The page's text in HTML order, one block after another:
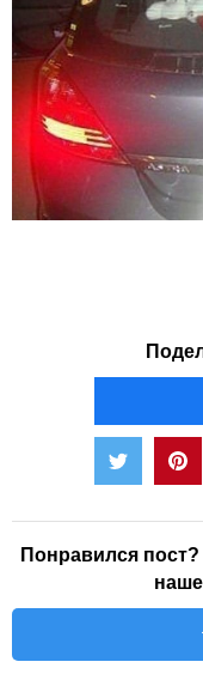
Понравился